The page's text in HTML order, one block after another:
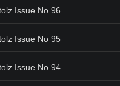
Issue No 96
Issue No 95
Issue No 94